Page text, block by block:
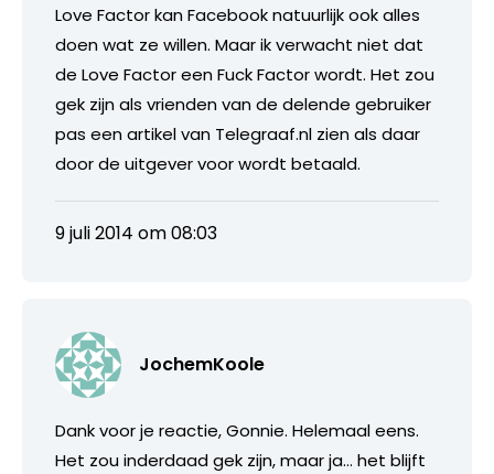
Love Factor kan Facebook natuurlijk ook alles
doen wat ze willen. Maar ik verwacht niet dat
de Love Factor een Fuck Factor wordt. Het zou
gek zijn als vrienden van de delende gebruiker
pas een artikel van Telegraaf.nl zien als daar
door de uitgever voor wordt betaald.
9 juli 2014 om 08:03
JochemKoole
Dank voor je reactie, Gonnie. Helemaal eens.
Het zou inderdaad gek zijn, maar ja… het blijft